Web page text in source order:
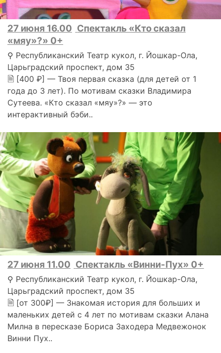
27 июня 16.00 Спектакль «Кто сказал
«мяу»?» 0+
⚲ Республиканский Театр кукол, г. Йошкар-Ола,
Царьградский проспект, дом 35
🗎 [400 ₽] — Твоя первая сказка (для детей от 1
года до 3 лет). По мотивам сказки Владимира
Сутеева. «Кто сказал «мяу»?» — это
интерактивный бэби..
27 июня 11.00 Спектакль «Винни-Пух» 0+
⚲ Республиканский Театр кукол, г. Йошкар-Ола,
Царьградский проспект, дом 35
🗎 [от 300₽] — Знакомая история для больших и
маленьких детей с 4 лет по мотивам сказки Алана
Милна в пересказе Бориса Заходера Медвежонок
Винни Пух..